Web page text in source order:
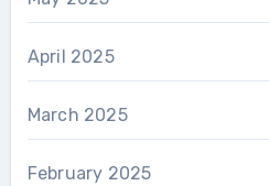
April 2025
March 2025
February 2025